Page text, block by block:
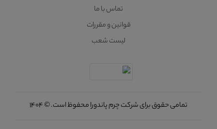
تماس با ما
قوانین و مقررات
لیست شعب
تمامی حقوق برای شرکت چرم پاندورا محفوظ است. © 1404